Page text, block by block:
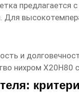
предлагается
Для
и
нихром Х20Н80